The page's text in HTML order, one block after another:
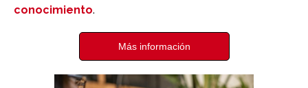
conocimiento.
Más información